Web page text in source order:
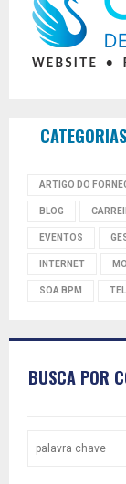
CATEGORIAS
ARTIGO DO
BLOG
EVENTOS
INTERNET
SOA BPM
BUSCA POR